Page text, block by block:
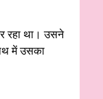
रहा था। उसने
में उसका